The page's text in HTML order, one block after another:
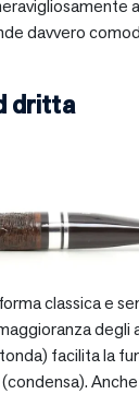
davvero
dritta
classica e
degli
facilita la